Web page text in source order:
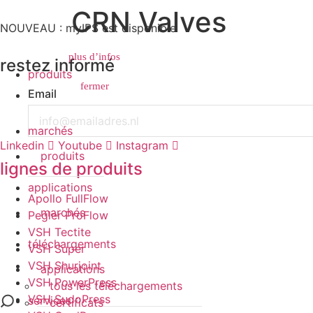
NOUVEAU : myIPS est disponible
plus d’infos
fermer
produits
marchés
applications
téléchargements
tous les téléchargements
certificats
services
produits
marchés
applications
CRN Valves
restez informé
Email
Linkedin Youtube Instagram
lignes de produits
Apollo FullFlow
Pegler ProFlow
VSH Tectite
VSH Super
VSH Shurjoint
VSH PowerPress
VSH SudoPress